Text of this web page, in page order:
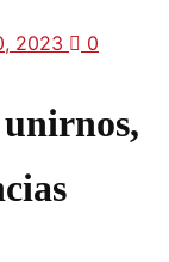
2023 0
unirnos,